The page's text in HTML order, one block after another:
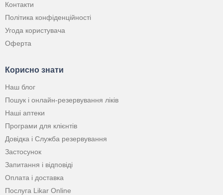
Контакти
Політика конфіденційності
Угода користувача
Оферта
Корисно знати
Наш блог
Пошук і онлайн-резервування ліків
Наші аптеки
Програми для клієнтів
Довідка і Служба резервування
Застосунок
Запитання і відповіді
Оплата і доставка
Послуга Likar Online